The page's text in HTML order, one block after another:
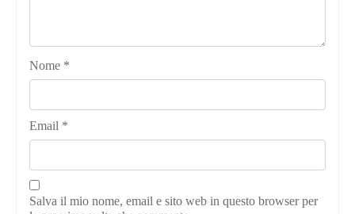
Nome *
Email *
Salva il mio nome, email e sito web in questo browser per